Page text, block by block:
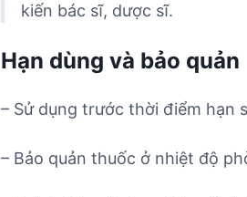
kiến bác sĩ, dược sĩ.
Hạn dùng và bảo quản
– Sử dụng trước thời điểm hạn
– Bảo quản thuốc ở nhiệt độ